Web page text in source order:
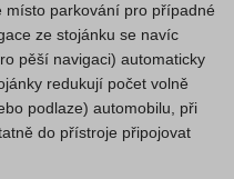
místo parkování pro případné
ze stojánku se navíc
pěší navigaci) automaticky
redukují počet volně
podlaze) automobilu, při
do přístroje připojovat